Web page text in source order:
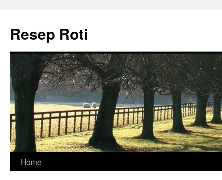
content
Resep Roti
Home